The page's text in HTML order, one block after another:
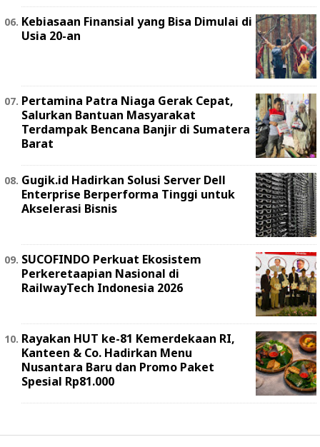
Kebiasaan Finansial yang Bisa Dimulai di
Usia 20-an
Pertamina Patra Niaga Gerak Cepat,
Salurkan Bantuan Masyarakat
Terdampak Bencana Banjir di Sumatera
Barat
Gugik.id Hadirkan Solusi Server Dell
Enterprise Berperforma Tinggi untuk
Akselerasi Bisnis
SUCOFINDO Perkuat Ekosistem
Perkeretaapian Nasional di
RailwayTech Indonesia 2026
Rayakan HUT ke-81 Kemerdekaan RI,
Kanteen & Co. Hadirkan Menu
Nusantara Baru dan Promo Paket
Spesial Rp81.000